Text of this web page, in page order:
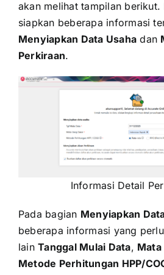
akan melihat tampilan berikut.
siapkan beberapa informasi
Menyiapkan Data Usaha dan
Perkiraan.
Informasi Detail
Pada bagian Menyiapkan
beberapa informasi yang
lainTanggal Mulai Data, Mata
Metode Perhitungan HPP/